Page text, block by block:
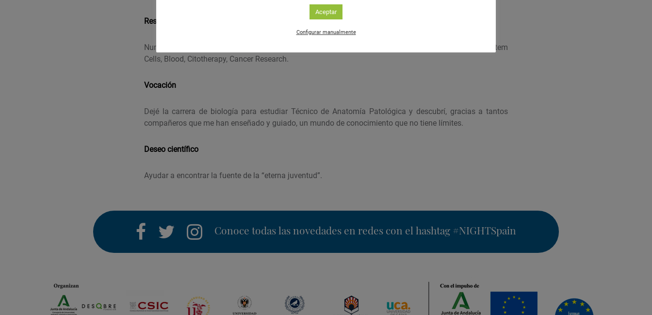
Resultados destacables
Numerosas publicaciones en revistas científicas de gran prestigio del mundo biomédico tales como Stem
Cells, Blood, Citotherapy, Cancer Research.
Vocación
Dejé la carrera de biología para estudiar Técnico de Anatomía Patológica y descubrí, gracias a tantos
compañeros que me han enseñado y guiado, un mundo de conocimiento que no tiene límites.
Deseo científico
Ayudar a encontrar la fuente de la “eterna juventud”.
facebooktwitter instagram
Conoce todas las novedades en redes con el hashtag #NIGHTSpain
Aceptar
Configurar manualmente